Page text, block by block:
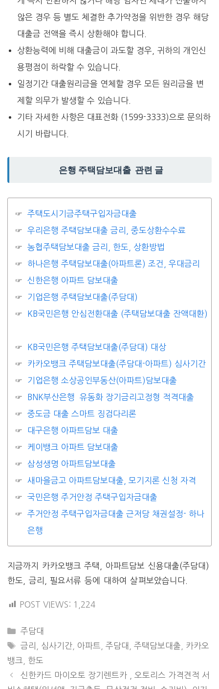
않은 경우 등 별도 체결한 추가약정을 위반한 경우 해당
대출금 전액을 즉시 상환해야 합니다.
상환능력에 비해 대출금이 과도할 경우, 귀하의 개인신
용평점이 하락할 수 있습니다.
일정기간 대출원리금을 연체할 경우 모든 원리금을 변
제할 의무가 발생할 수 있습니다.
기타 자세한 사항은 대표전화 (1599-3333)으로 문의하
시기 바랍니다.
은행 주택담보대출 관련 글
주택도시기금주택구입자금대출
우리은행 주택담보대출 금리, 중도상환수수료
농협주택담보대출 금리, 한도, 상환방법
하나은행 주택담보대출(아파트론) 조건, 우대금리
신한은행 아파트 담보대출
기업은행 주택담보대출(주담대)
KB국민은행 안심전환대출 (주택담보대출 잔액대환)
KB국민은행 주택담보대출(주담대) 대상
카카오뱅크 주택담보대출(주담대-아파트) 심사기간
기업은행 소상공인부동산(아파트)담보대출
BNK부산은행 유동화 장기금리고정형 적격대출
중도금 대출 스마트 징검다리론
대구은행 아파트담보 대출
케이뱅크 아파트 담보대출
삼성생명 아파트담보대출
새마을금고 아파트담보대출, 모기지론 신청 자격
국민은행 주거안정 주택구입자금대출
주거안정 주택구입자금대출 근저당 채권설정- 하나
은행
지금까지 카카오뱅크 주택, 아파트담보 신용대출(주담대)
한도, 금리, 필요서류 등에 대하여 살펴보았습니다.
POST VIEWS: 1,224
CATEGORIES
주담대
TAGS
금리 심사기간 아파트 ,주담대 ,주택담보대출
카카오
뱅크
한도
신한카드 마이오토 장기렌트카 , 오토리스 가격견적 서